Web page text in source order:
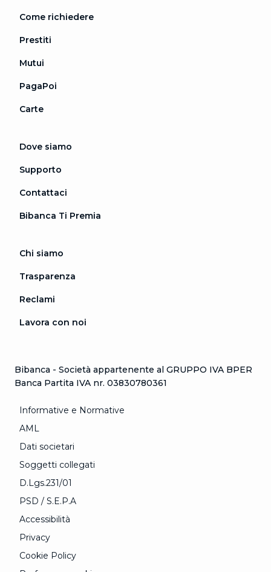
Come richiedere
Prestiti
Mutui
PagaPoi
Carte
Dove siamo
Supporto
Contattaci
Bibanca Ti Premia
Chi siamo
Trasparenza
Reclami
Lavora con noi
Bibanca - Società appartenente al GRUPPO IVA BPER
Banca Partita IVA nr. 03830780361
Informative e Normative
AML
Dati societari
Soggetti collegati
D.Lgs.231/01
PSD / S.E.P.A
Accessibilità
Privacy
Cookie Policy